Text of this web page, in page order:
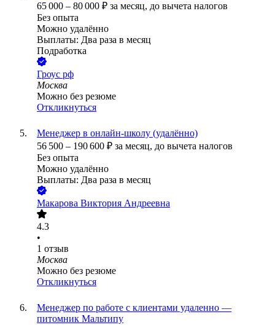
65 000 – 80 000 ₽ за месяц, до вычета налогов
Без опыта
Можно удалённо
Выплаты: Два раза в месяц
Подработка
Гроус рф
Москва
Можно без резюме
Откликнуться
Менеджер в онлайн-школу (удалённо)
56 500 – 190 600 ₽ за месяц, до вычета налогов
Без опыта
Можно удалённо
Выплаты: Два раза в месяц
Макарова Виктория Андреевна
4.3
•
1 отзыв
Москва
Можно без резюме
Откликнуться
Менеджер по работе с клиентами удаленно —
питомник Мальтипу